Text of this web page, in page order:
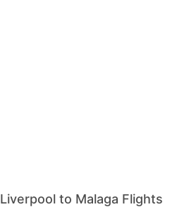
Liverpool to Malaga Flights